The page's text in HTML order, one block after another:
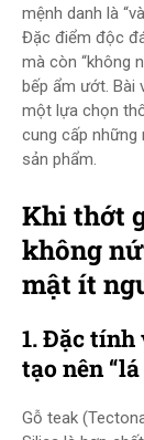
mệnh danh là
Đặc điểm độc
mà còn “không
bếp ẩm ướt. Bài
một lựa chọn
cung cấp
sản phẩm.
Khi thớt
không
mật ít
1. Đặc tính
tạo nên
Gỗ teak